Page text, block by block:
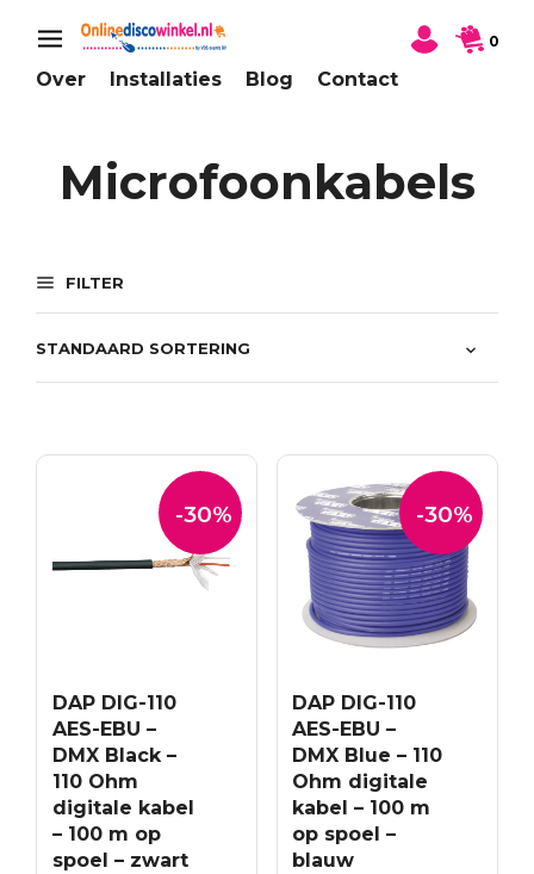
Over Installaties Blog Contact
0
Microfoonkabels
FILTER
-30%
DAP DIG-110
AES-EBU –
DMX Black –
110 Ohm
digitale kabel
– 100 m op
spoel – zwart
-30%
DAP DIG-110
AES-EBU –
DMX Blue – 110
Ohm digitale
kabel – 100 m
op spoel –
blauw